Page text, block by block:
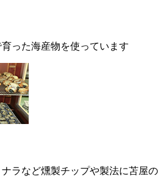
った海産物を使っています
ラなど燻製チップや製法に苫屋の